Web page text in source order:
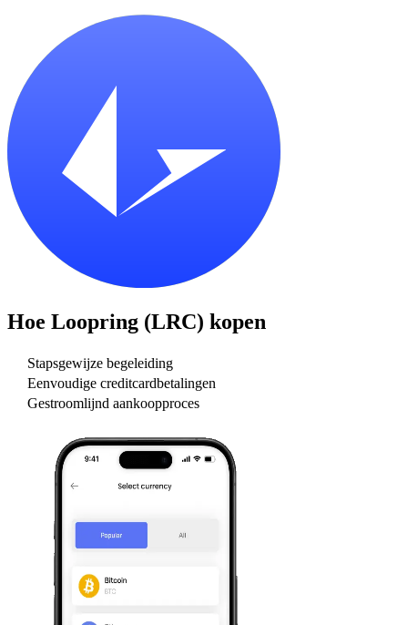
Hoe Loopring (LRC) kopen
Stapsgewijze begeleiding
Eenvoudige creditcardbetalingen
Gestroomlijnd aankoopproces